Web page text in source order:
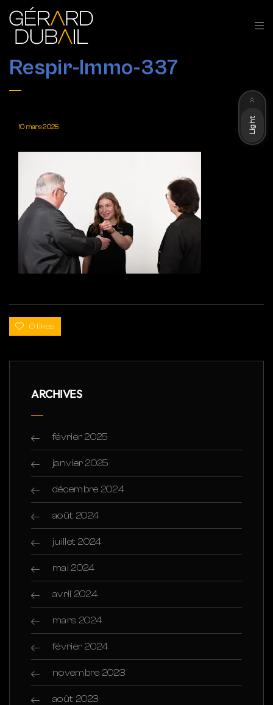
Respir-Immo-337
10 mars 2025
0 likes
ARCHIVES
février 2025
janvier 2025
décembre 2024
août 2024
juillet 2024
mai 2024
avril 2024
mars 2024
février 2024
novembre 2023
août 2023
Light
Dark